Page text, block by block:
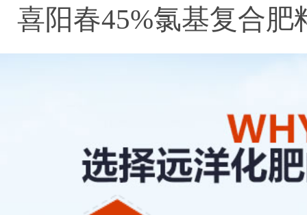
喜阳春45%氯基复合肥